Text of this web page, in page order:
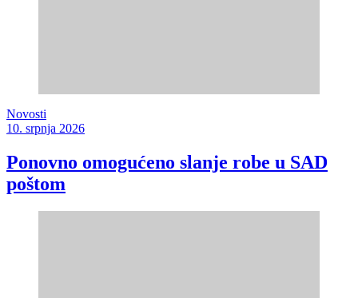
Novosti
10. srpnja 2026
Ponovno omogućeno slanje robe u SAD
poštom